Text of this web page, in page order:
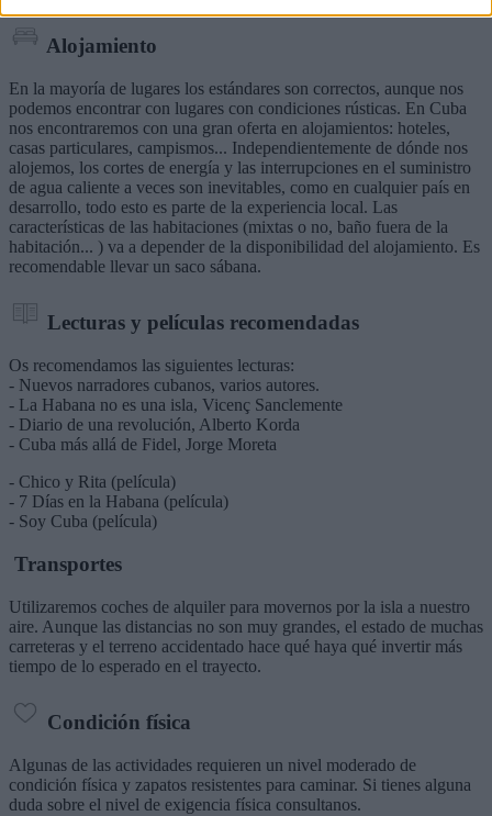
Alojamiento
En la mayoría de lugares los estándares son correctos, aunque nos
podemos encontrar con lugares con condiciones rústicas. En Cuba
nos encontraremos con una gran oferta en alojamientos: hoteles,
casas particulares, campismos... Independientemente de dónde nos
alojemos, los cortes de energía y las interrupciones en el suministro
de agua caliente a veces son inevitables, como en cualquier país en
desarrollo, todo esto es parte de la experiencia local. Las
características de las habitaciones (mixtas o no, baño fuera de la
habitación... ) va a depender de la disponibilidad del alojamiento. Es
recomendable llevar un saco sábana.
Lecturas y películas recomendadas
Os recomendamos las siguientes lecturas:
- Nuevos narradores cubanos, varios autores.
- La Habana no es una isla, Vicenç Sanclemente
- Diario de una revolución, Alberto Korda
- Cuba más allá de Fidel, Jorge Moreta
- Chico y Rita (película)
- 7 Días en la Habana (película)
- Soy Cuba (película)
Transportes
Utilizaremos coches de alquiler para movernos por la isla a nuestro
aire. Aunque las distancias no son muy grandes, el estado de muchas
carreteras y el terreno accidentado hace qué haya qué invertir más
tiempo de lo esperado en el trayecto.
Condición física
Algunas de las actividades requieren un nivel moderado de
condición física y zapatos resistentes para caminar. Si tienes alguna
duda sobre el nivel de exigencia física consultanos.